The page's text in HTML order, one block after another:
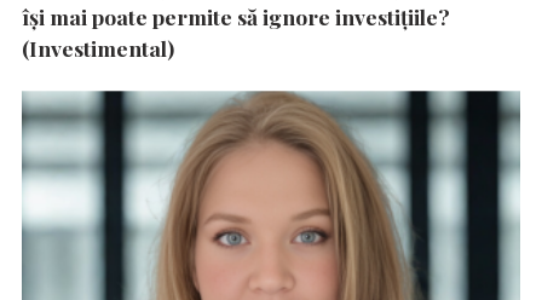
își mai poate permite să ignore investițiile?
(Investimental)